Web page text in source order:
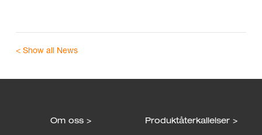
< Show all News
Om oss > Produktåterkallelser >